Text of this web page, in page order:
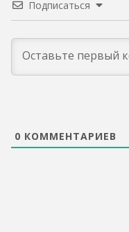
Подписаться
0 КОММЕНТАРИЕВ